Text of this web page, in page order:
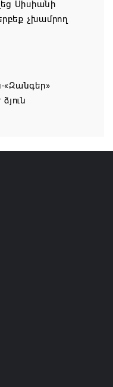
ՏԱՇՏՈՒՆ
հարվածել է
Սիսիանի
չխամրող
«Զանգեր»